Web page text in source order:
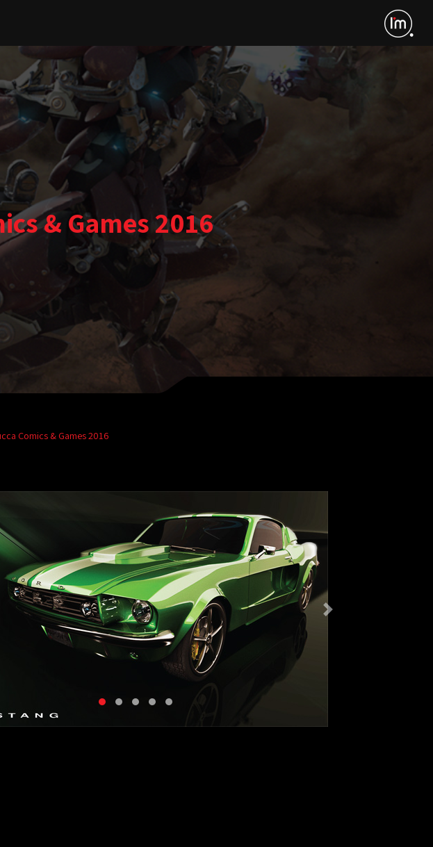
& Games 2016
Comics & Games 2016